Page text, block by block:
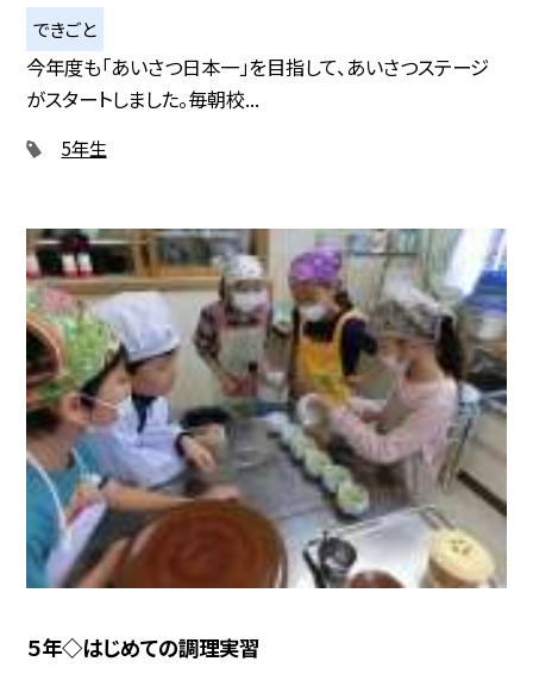
できごと
今年度も「あいさつ日本一」を目指して、あいさつステージ
がスタートしました。毎朝校...
5年生
５年◇はじめての調理実習